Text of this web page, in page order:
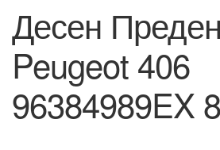
Десен
Peugeot 406
96384989EX